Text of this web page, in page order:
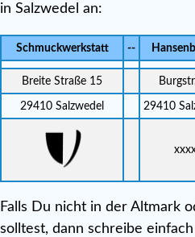
in Salzwedel an:
Schmuckwerkstatt --
Breite Straße 15
29410 Salzwedel 29410
Falls Du nicht in der Altmark
solltest, dann schreibe